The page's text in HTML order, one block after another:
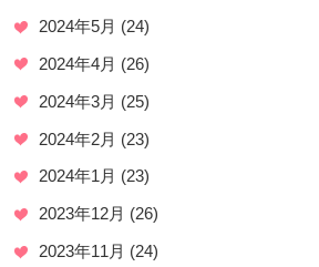
2024年5月 (24)
2024年4月 (26)
2024年3月 (25)
2024年2月 (23)
2024年1月 (23)
2023年12月 (26)
2023年11月 (24)